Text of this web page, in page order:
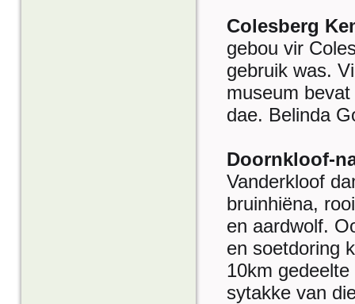
Colesberg
gebou vir
gebruik was.
museum
dae. Belinda
Doornkloof-
Vanderkloof
bruinhiëna,
en aardwolf.
en soetdoring
10km
sytakke van